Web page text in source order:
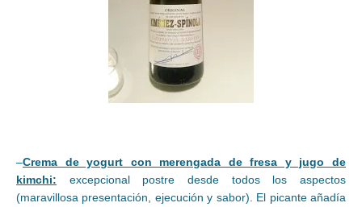
–Crema de yogurt con merengada de fresa y jugo de
kimchi: excepcional postre desde todos los aspectos
(maravillosa presentación, ejecución y sabor). El picante añadía